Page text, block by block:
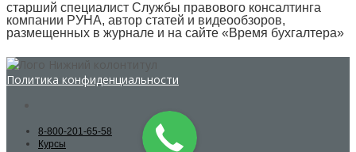
старший специалист Службы правового консалтинга
компании РУНА, автор статей и видеообзоров,
размещенных в журнале и на сайте «Время бухгалтера»
Политика конфиденциальности
8-800-201-65-58
Курсы